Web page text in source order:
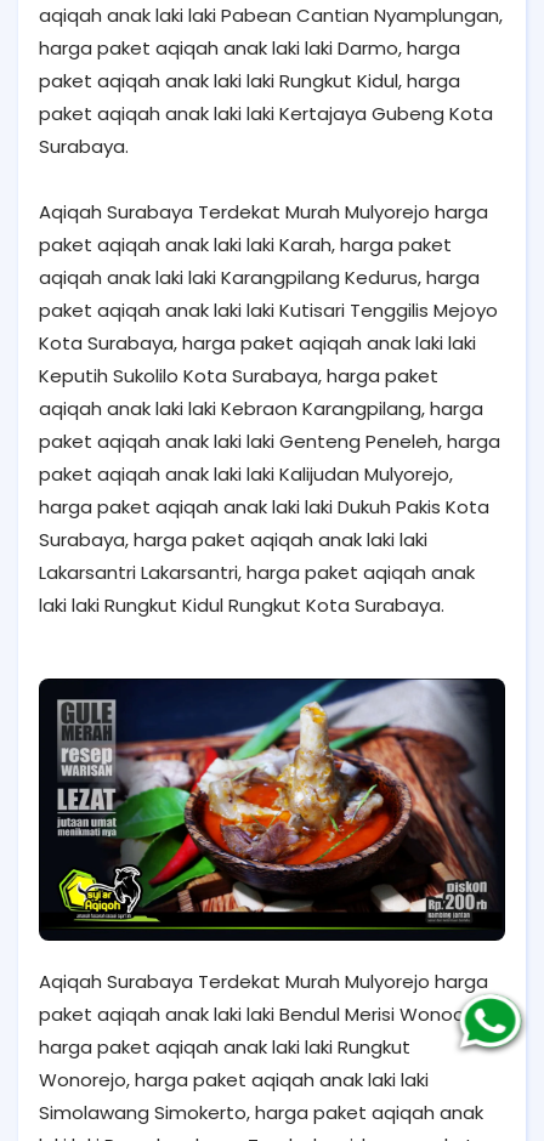
aqiqah anak laki laki Pabean Cantian Nyamplungan,
harga paket aqiqah anak laki laki Darmo, harga
paket aqiqah anak laki laki Rungkut Kidul, harga
paket aqiqah anak laki laki Kertajaya Gubeng Kota
Surabaya.
Aqiqah Surabaya Terdekat Murah Mulyorejo harga
paket aqiqah anak laki laki Karah, harga paket
aqiqah anak laki laki Karangpilang Kedurus, harga
paket aqiqah anak laki laki Kutisari Tenggilis Mejoyo
Kota Surabaya, harga paket aqiqah anak laki laki
Keputih Sukolilo Kota Surabaya, harga paket
aqiqah anak laki laki Kebraon Karangpilang, harga
paket aqiqah anak laki laki Genteng Peneleh, harga
paket aqiqah anak laki laki Kalijudan Mulyorejo,
harga paket aqiqah anak laki laki Dukuh Pakis Kota
Surabaya, harga paket aqiqah anak laki laki
Lakarsantri Lakarsantri, harga paket aqiqah anak
laki laki Rungkut Kidul Rungkut Kota Surabaya.
Aqiqah Surabaya Terdekat Murah Mulyorejo harga
paket aqiqah anak laki laki Bendul Merisi Wonocolo,
harga paket aqiqah anak laki laki Rungkut
Wonorejo, harga paket aqiqah anak laki laki
Simolawang Simokerto, harga paket aqiqah anak